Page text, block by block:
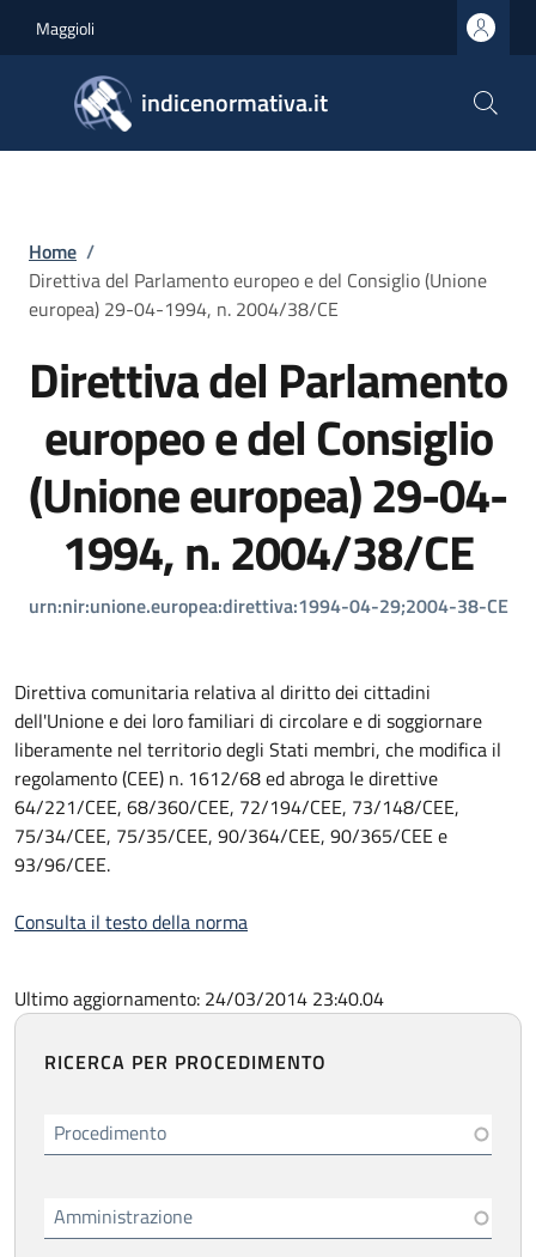
Maggioli
indicenormativa.it
Briciole di pane
Home /
Direttiva del Parlamento europeo e del Consiglio (Unione
europea) 29-04-1994, n. 2004/38/CE
Direttiva del Parlamento
europeo e del Consiglio
(Unione europea) 29-04-
1994, n. 2004/38/CE
urn:nir:unione.europea:direttiva:1994-04-29;2004-38-CE
Direttiva comunitaria relativa al diritto dei cittadini
dell'Unione e dei loro familiari di circolare e di soggiornare
liberamente nel territorio degli Stati membri, che modifica il
regolamento (CEE) n. 1612/68 ed abroga le direttive
64/221/CEE, 68/360/CEE, 72/194/CEE, 73/148/CEE,
75/34/CEE, 75/35/CEE, 90/364/CEE, 90/365/CEE e
93/96/CEE.
Consulta il testo della norma
Ultimo aggiornamento: 24/03/2014 23:40.04
RICERCA PER PROCEDIMENTO
Procedimento
Amministrazione